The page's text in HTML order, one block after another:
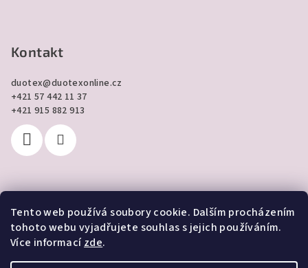
Tento web používá soubory cookie. Dalším procházením
tohoto webu vyjadřujete souhlas s jejich používáním.
Více informacízde.
Kontakt
duotex@duotexonline.cz
+421 57 442 11 37
+421 915 882 913
Přijímáme online platby